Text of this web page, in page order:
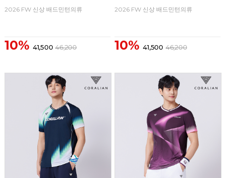
2026 FW 신상 배드민턴의류
10% 41,500 46,200
2026 FW 신상 배드민턴의류
10% 41,500 46,200